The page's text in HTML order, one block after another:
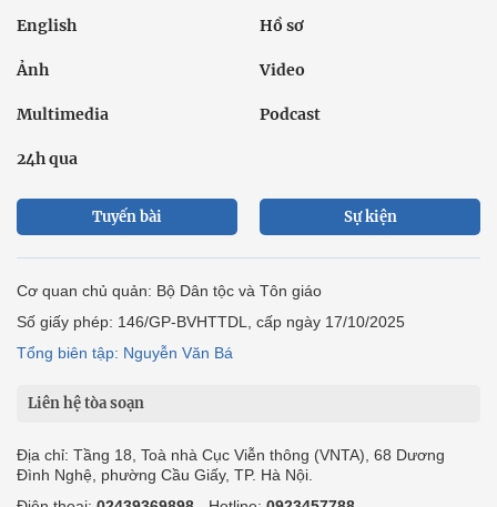
English Hồ sơ
Ảnh Video
Multimedia Podcast
24h qua
Tuyến bài Sự kiện
Cơ quan chủ quản: Bộ Dân tộc và Tôn giáo
Số giấy phép: 146/GP-BVHTTDL, cấp ngày 17/10/2025
Tổng biên tập: Nguyễn Văn Bá
Liên hệ tòa soạn
Địa chỉ: Tầng 18, Toà nhà Cục Viễn thông (VNTA), 68 Dương
Đình Nghệ, phường Cầu Giấy, TP. Hà Nội.